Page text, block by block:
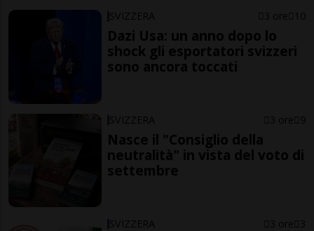
SVIZZERA 3 ore 10
Dazi Usa: un anno dopo lo
shock gli esportatori svizzeri
sono ancora toccati
SVIZZERA 3 ore 9
Nasce il "Consiglio della
neutralità" in vista del voto di
settembre
SVIZZERA 3 ore 3